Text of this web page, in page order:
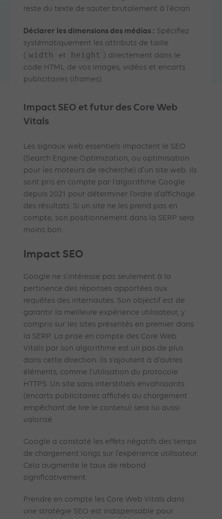
reste du texte de sauter brutalement à l’écran.
Déclarer les dimensions des médias : Spécifiez
systématiquement les attributs de taille
( width et height ) directement dans le
code HTML de vos images, vidéos et encarts
publicitaires (Iframes).
Impact SEO et futur des Core Web
Vitals
Les signaux web essentiels impactent le SEO
(Search Engine Optimization, ou optimisation
pour les moteurs de recherche) d’un site web. Ils
sont pris en compte par l’algorithme Google
depuis 2021 pour déterminer l’ordre d’affichage
des résultats. Si un site ne les prend pas en
compte, son positionnement dans la SERP sera
moins bon.
Impact SEO
Google ne s’intéresse pas seulement à la
pertinence des réponses apportées aux
requêtes des internautes. Son objectif est de
garantir la meilleure expérience utilisateur, y
compris sur les sites présentés en premier dans
la SERP. La prise en compte des Core Web
Vitals par son algorithme est un pas de plus
dans cette direction. Ils s’ajoutent à d’autres
éléments, comme l’utilisation du protocole
HTTPS. Un site sans interstitiels envahissants
(encarts publicitaires affichés au chargement
empêchant de lire le contenu) sera lui aussi
valorisé.
Google a constaté les effets négatifs des temps
de chargement longs sur l’expérience utilisateur.
Cela augmente le taux de rebond
significativement.
Prendre en compte les Core Web Vitals dans
une stratégie SEO est indispensable pour